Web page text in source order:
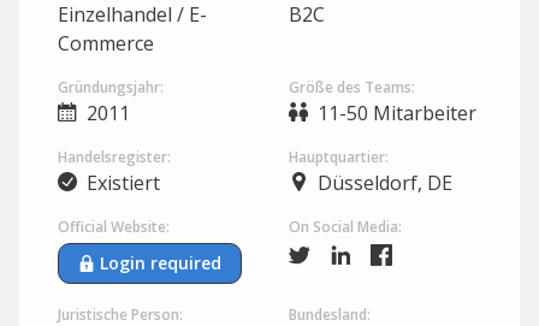
Einzelhandel / E-
Commerce
B2C
Gründungsjahr:
2011
Größe des Teams:
11-50 Mitarbeiter
Handelsregister:
Existiert
Hauptquartier:
Düsseldorf, DE
Official Website:
Login required
On Social Media:
Juristische Person: Bundesland: